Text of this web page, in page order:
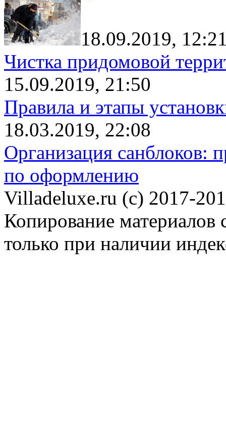
18.09.2019,
Чистка придомовой
15.09.2019, 21:50
Правила и этапы
18.03.2019, 22:08
Организация санблоков:
по оформлению
Villadeluxe.ru (c) 2017-
Копирование материалов
только при наличии